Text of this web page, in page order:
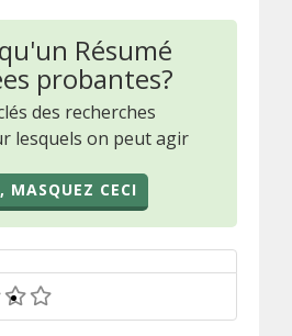
Résumé
probantes?
des recherches
lesquels on peut agir
MASQUEZ CECI